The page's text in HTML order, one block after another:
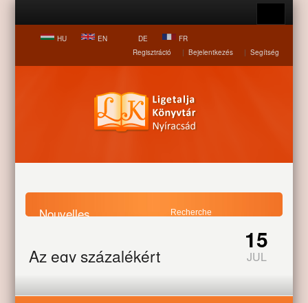
HU EN DE
FR
Regisztráció
| Bejelentkezés | Segítség
Nouvelles
Az egy százalékért
Az egy százalékért
15
JUL